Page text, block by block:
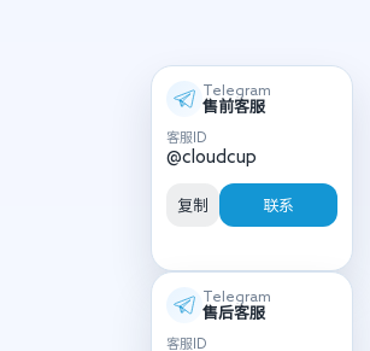
Telegram
售前客服
客服ID
@cloudcup
复制 联系
Telegram
售后客服
客服ID